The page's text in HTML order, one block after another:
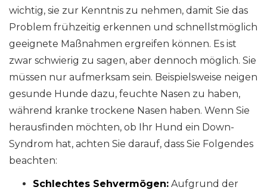
wichtig, sie zur Kenntnis zu nehmen, damit Sie das
Problem frühzeitig erkennen und schnellstmöglich
geeignete Maßnahmen ergreifen können. Es ist
zwar schwierig zu sagen, aber dennoch möglich. Sie
müssen nur aufmerksam sein. Beispielsweise neigen
gesunde Hunde dazu, feuchte Nasen zu haben,
während kranke trockene Nasen haben. Wenn Sie
herausfinden möchten, ob Ihr Hund ein Down-
Syndrom hat, achten Sie darauf, dass Sie Folgendes
beachten:
Schlechtes Sehvermögen: Aufgrund der